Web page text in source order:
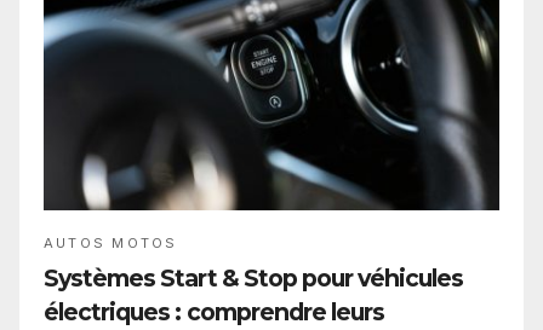
AUTOS MOTOS
Systèmes Start & Stop pour véhicules
électriques : comprendre leurs